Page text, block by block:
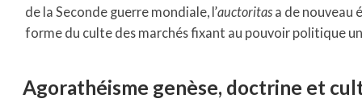
de la Seconde guerre mondiale, l’auctoritas a de nouveau
forme du culte des marchés fixant au pouvoir politique
Agorathéisme genèse, doctrine et